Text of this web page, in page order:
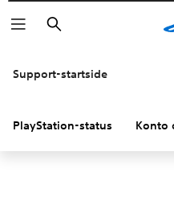
Søg
Support-startside
PlayStation-status Konto